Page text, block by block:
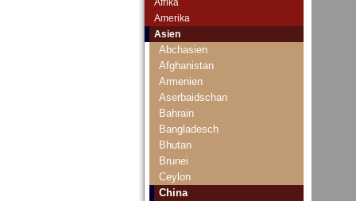
Amerika
Asien
Abchasien
Afghanistan
Armenien
Aserbaidschan
Bahrain
Bangladesch
Bhutan
Brunei
Ceylon
China